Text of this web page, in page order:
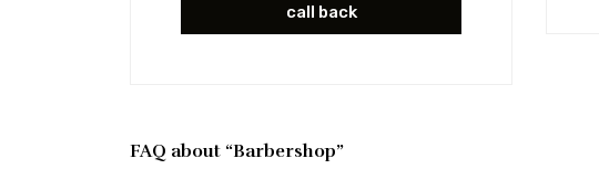
call back
FAQ about “Barbershop”